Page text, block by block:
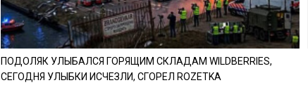
ПОДОЛЯК УЛЫБАЛСЯ ГОРЯЩИМ СКЛАДАМ WILDBERRIES,
СЕГОДНЯ УЛЫБКИ ИСЧЕЗЛИ, СГОРЕЛ ROZETKA